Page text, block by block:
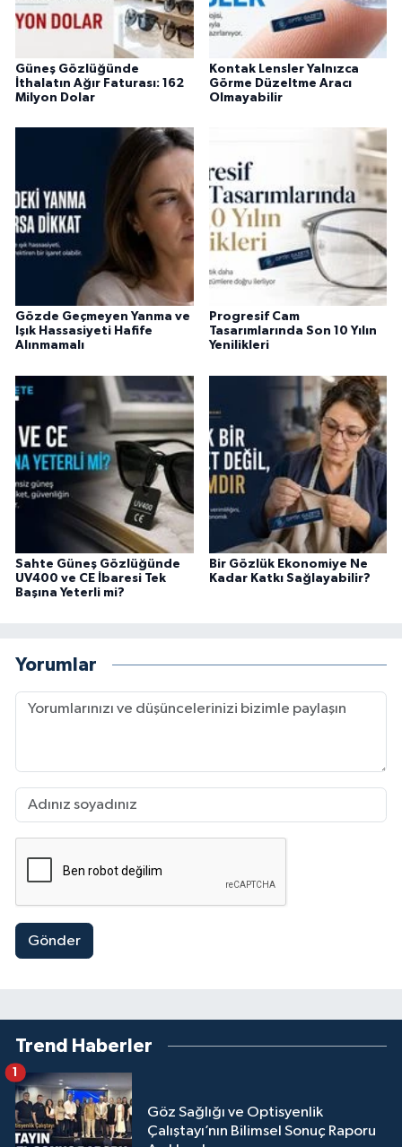
Güneş Gözlüğünde
İthalatın Ağır Faturası: 162
Milyon Dolar
Kontak Lensler Yalnızca
Görme Düzeltme Aracı
Olmayabilir
Gözde Geçmeyen Yanma ve
Işık Hassasiyeti Hafife
Alınmamalı
Progresif Cam
Tasarımlarında Son 10 Yılın
Yenilikleri
Sahte Güneş Gözlüğünde
UV400 ve CE İbaresi Tek
Başına Yeterli mi?
Bir Gözlük Ekonomiye Ne
Kadar Katkı Sağlayabilir?
Yorumlar
Gönder
Trend Haberler
Göz Sağlığı ve Optisyenlik
Çalıştayı’nın Bilimsel Sonuç Raporu
1